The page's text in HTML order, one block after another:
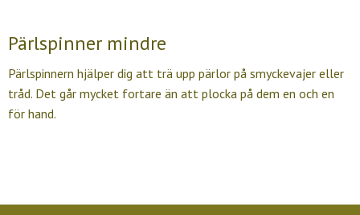
Pärlspinner mindre
Pärlspinnern hjälper dig att trä upp pärlor på smyckevajer eller
tråd. Det går mycket fortare än att plocka på dem en och en
för hand.